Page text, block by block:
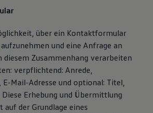
über ein Kontaktformular
und eine Anfrage an
diesem Zusammenhang verarbeiten
verpflichtend: Anrede,
Mail-Adresse und optional: Titel,
Erhebung und Übermittlung
auf der Grundlage eines